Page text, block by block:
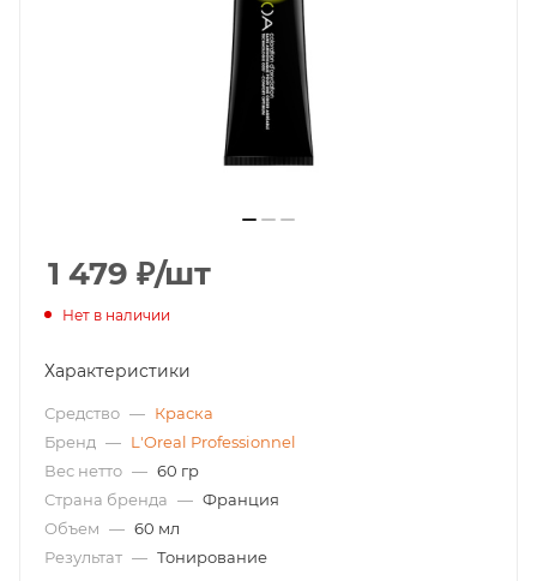
1 479 ₽/шт
Нет в наличии
Характеристики
Средство — Краска
Бренд — L'Oreal Professionnel
Вес нетто — 60 гр
Страна бренда — Франция
Объем — 60 мл
Результат — Тонирование